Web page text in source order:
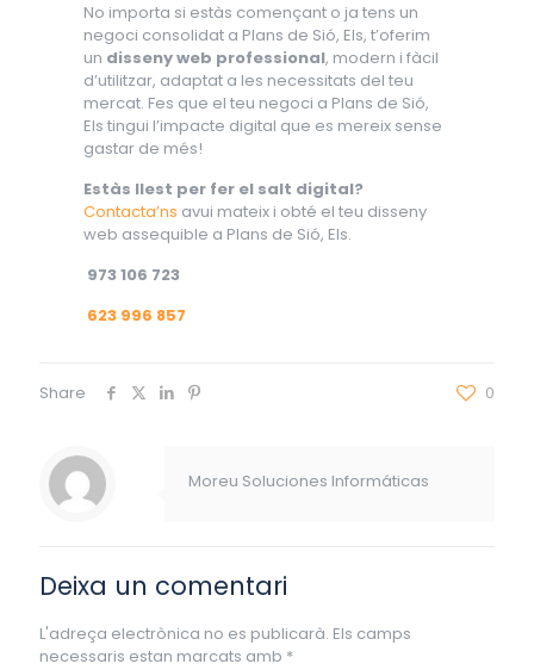
No importa si estàs començant o ja tens un
negoci consolidat a Plans de Sió, Els, t’oferim
un disseny web professional, modern i fàcil
d’utilitzar, adaptat a les necessitats del teu
mercat. Fes que el teu negoci a Plans de Sió,
Els tingui l’impacte digital que es mereix sense
gastar de més!
Estàs llest per fer el salt digital?
Contacta’ns avui mateix i obté el teu disseny
web assequible a Plans de Sió, Els.
973 106 723
623 996 857
Share 0
Moreu Soluciones Informáticas
Deixa un comentari
L'adreça electrònica no es publicarà. Els camps
necessaris estan marcats amb *